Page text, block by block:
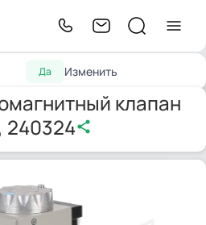
Да Изменить
Dungs SV-D 507, 240324
клапан
240324